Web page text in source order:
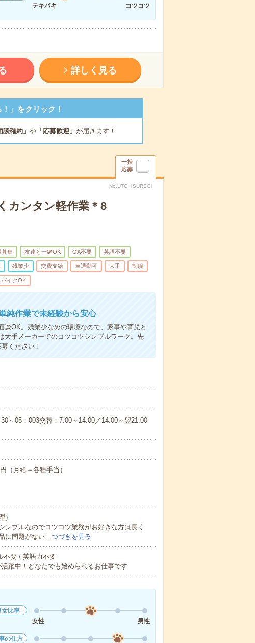
テキパキ
コツコツ
詳しく見る
」をクリック！
談確約」 や「応募歓迎」 が届きます！
一括
応募
No.UTC《SURSC》
カンタン軽作業＊8
募集 友達と一緒OK OA不要 英語不要
残業少 交費支給 車通勤可 大手 制服
イクOK
純作業で未経験から安心
談OK。残業少なめの環境なので、家事や育児と
大手メーカーでのコツコツシンプルワーク。先
ください！
～05：003交替：7:00～14:00／14:00～翌21:00
（月給＋各種手当）
）
ンプルなのでコツコツ業務がお好きな方は長く
に問題がない…つづきを見る
不要 / 英語力不要
躍中！どなたでも始められるお仕事です
女比率
女性
男性
の仕方